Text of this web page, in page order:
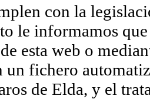
con la
le informamos
esta web o
un fichero
de Elda, y el